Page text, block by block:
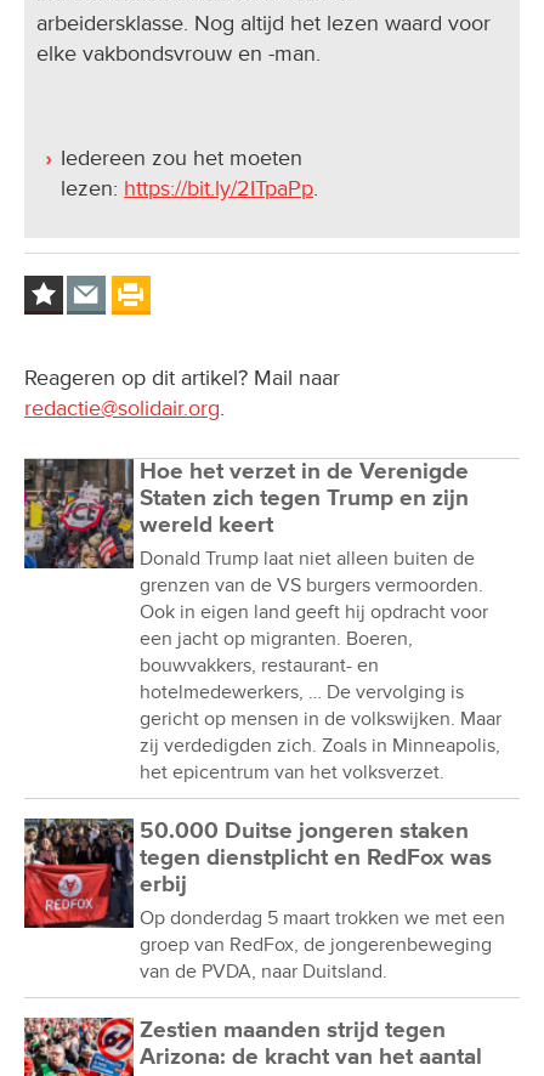
arbeidersklasse. Nog altijd het lezen waard voor
elke vakbondsvrouw en -man.
Iedereen zou het moeten
lezen: https://bit.ly/2ITpaPp.
Reageren op dit artikel? Mail naar
redactie@solidair.org.
Hoe het verzet in de Verenigde
Staten zich tegen Trump en zijn
wereld keert
Donald Trump laat niet alleen buiten de
grenzen van de VS burgers vermoorden.
Ook in eigen land geeft hij opdracht voor
een jacht op migranten. Boeren,
bouwvakkers, restaurant- en
hotelmedewerkers, … De vervolging is
gericht op mensen in de volkswijken. Maar
zij verdedigden zich. Zoals in Minneapolis,
het epicentrum van het volksverzet.
50.000 Duitse jongeren staken
tegen dienstplicht en RedFox was
erbij
Op donderdag 5 maart trokken we met een
groep van RedFox, de jongerenbeweging
van de PVDA, naar Duitsland.
Zestien maanden strijd tegen
Arizona: de kracht van het aantal